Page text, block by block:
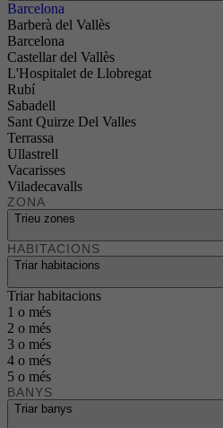
Barcelona
Barberà del Vallès
Barcelona
Castellar del Vallès
L'Hospitalet de Llobregat
Rubí
Sabadell
Sant Quirze Del Valles
Terrassa
Ullastrell
Vacarisses
Viladecavalls
ZONA
Trieu zones
HABITACIONS
Triar habitacions
Triar habitacions
1 o més
2 o més
3 o més
4 o més
5 o més
BANYS
Triar banys